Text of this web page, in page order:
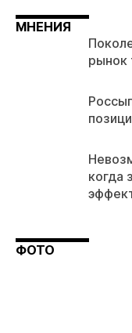
МНЕНИЯ
рынок
когда
ФОТО